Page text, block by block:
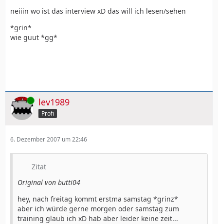
neiiin wo ist das interview xD das will ich lesen/sehen
*grin*
wie guut *gg*
Online lev1989
Profi
6. Dezember 2007 um 22:46
Zitat
Original von butti04
hey, nach freitag kommt erstma samstag *grinz*
aber ich würde gerne morgen oder samstag zum
training glaub ich xD hab aber leider keine zeit...